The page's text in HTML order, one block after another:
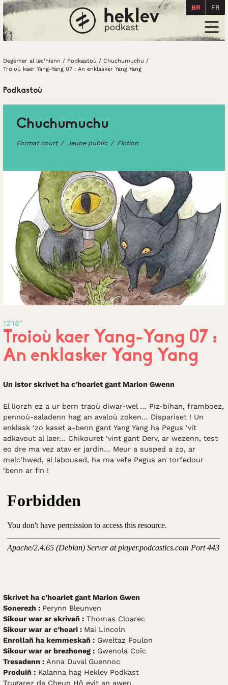
Degemer al lec’hienn
BR FR
Degemer al lec’hienn / Podkastoù / Chuchumuchu /
Troioù kaer Yang-Yang 07 : An enklasker Yang Yang
Podkastoù
Chuchumuchu
Format court Jeune public Fiction
12'18''
Troioù kaer Yang-Yang 07 :
An enklasker Yang Yang
Un istor skrivet ha c’hoariet gant Marion Gwenn
El liorzh ez a ur bern traoù diwar-wel … Piz-bihan, framboez,
pennoù-saladenn hag an avaloù zoken… Dispariset ! Un
enklask ‘zo kaset a-benn gant Yang Yang ha Pegus ‘vit
adkavout al laer… Chikouret ‘vint gant Derv, ar wezenn, test
eo dre ma vez atav er jardin… Meur a susped a zo, ar
melc’hwed, al laboused, ha ma vefe Pegus an torfedour
‘benn ar fin !
Skrivet ha c’hoariet gant Marion Gwen
Sonerezh : Perynn Bleunven
Sikour war ar skrivañ : Thomas Cloarec
Sikour war ar c’hoari : Mai Lincoln
Enrollañ ha kemmeskañ : Gweltaz Foulon
Sikour war ar brezhoneg : Gwenola Coïc
Tresadenn : Anna Duval Guennoc
Produiñ : Kalanna hag Heklev Podkast
Trugarez da Cheun Hô evit an awen